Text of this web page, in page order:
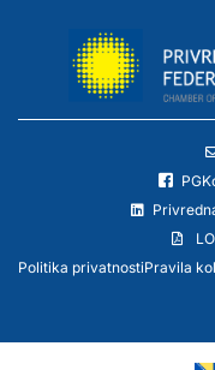
Politika privatnostiPravila